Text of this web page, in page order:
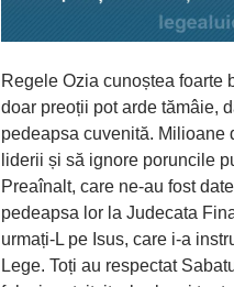
Regele Ozia cunoștea foarte
doar preoții pot arde tămâie,
pedeapsa cuvenită. Milioane
liderii și să ignore poruncile
Preaînalt, care ne-au fost
pedeapsa lor la Judecata
urmați-L pe Isus, care i-a
Lege. Toți au respectat